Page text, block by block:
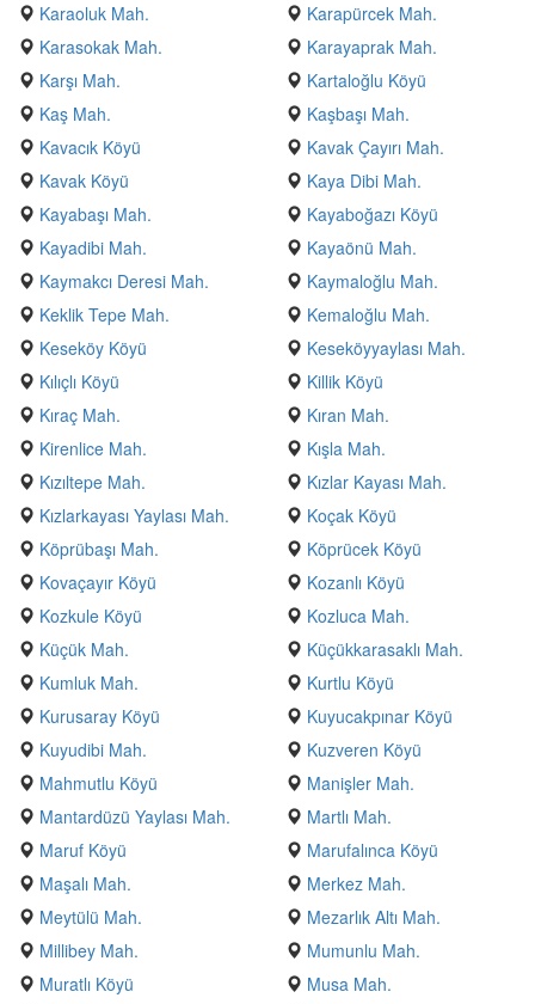
Karaoluk Mah.
Karapürcek Mah.
Karasokak Mah.
Karayaprak Mah.
Karşı Mah.
Kartaloğlu Köyü
Kaş Mah.
Kaşbaşı Mah.
Kavacık Köyü
Kavak Çayırı Mah.
Kavak Köyü
Kaya Dibi Mah.
Kayabaşı Mah.
Kayaboğazı Köyü
Kayadibi Mah.
Kayaönü Mah.
Kaymakcı Deresi Mah.
Kaymaloğlu Mah.
Keklik Tepe Mah.
Kemaloğlu Mah.
Keseköy Köyü
Keseköyyaylası Mah.
Kılıçlı Köyü
Killik Köyü
Kıraç Mah.
Kıran Mah.
Kirenlice Mah.
Kışla Mah.
Kızıltepe Mah.
Kızlar Kayası Mah.
Kızlarkayası Yaylası Mah.
Koçak Köyü
Köprübaşı Mah.
Köprücek Köyü
Kovaçayır Köyü
Kozanlı Köyü
Kozkule Köyü
Kozluca Mah.
Küçük Mah.
Küçükkarasaklı Mah.
Kumluk Mah.
Kurtlu Köyü
Kurusaray Köyü
Kuyucakpınar Köyü
Kuyudibi Mah.
Kuzveren Köyü
Mahmutlu Köyü
Manişler Mah.
Mantardüzü Yaylası Mah.
Martlı Mah.
Maruf Köyü
Marufalınca Köyü
Maşalı Mah.
Merkez Mah.
Meytülü Mah.
Mezarlık Altı Mah.
Millibey Mah.
Mumunlu Mah.
Muratlı Köyü
Musa Mah.